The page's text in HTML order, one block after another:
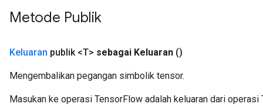
Metode Publik
Keluaran publik <T> sebagai Keluaran ()
Mengembalikan pegangan simbolik tensor.
Masukan ke operasi TensorFlow adalah keluaran dari